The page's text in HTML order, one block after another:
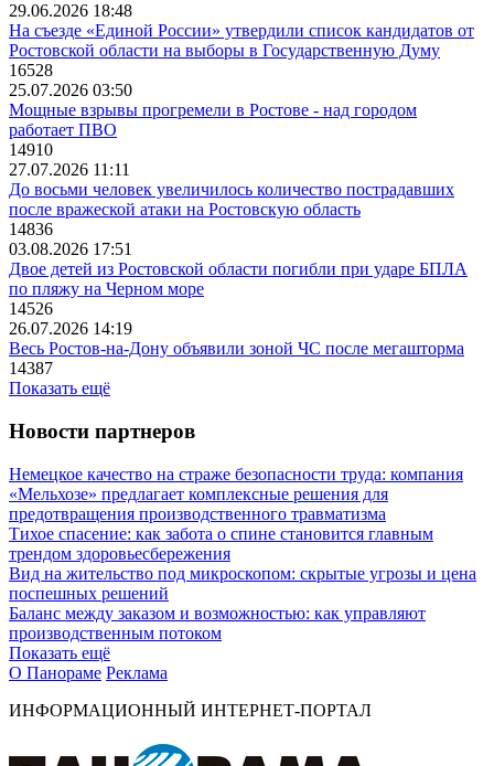
29.06.2026 18:48
На съезде «Единой России» утвердили список кандидатов от
Ростовской области на выборы в Государственную Думу
16528
25.07.2026 03:50
Мощные взрывы прогремели в Ростове - над городом
работает ПВО
14910
27.07.2026 11:11
До восьми человек увеличилось количество пострадавших
после вражеской атаки на Ростовскую область
14836
03.08.2026 17:51
Двое детей из Ростовской области погибли при ударе БПЛА
по пляжу на Черном море
14526
26.07.2026 14:19
Весь Ростов-на-Дону объявили зоной ЧС после мегашторма
14387
Показать ещё
Новости партнеров
Немецкое качество на страже безопасности труда: компания
«Мельхозе» предлагает комплексные решения для
предотвращения производственного травматизма
Тихое спасение: как забота о спине становится главным
трендом здоровьесбережения
Вид на жительство под микроскопом: скрытые угрозы и цена
поспешных решений
Баланс между заказом и возможностью: как управляют
производственным потоком
Показать ещё
О Панораме Реклама
ИНФОРМАЦИОННЫЙ ИНТЕРНЕТ-ПОРТАЛ